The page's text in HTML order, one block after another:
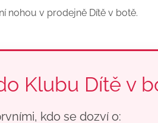
nohou v prodejně Dítě v botě.
Klubu Dítě v
kdo se dozví o: